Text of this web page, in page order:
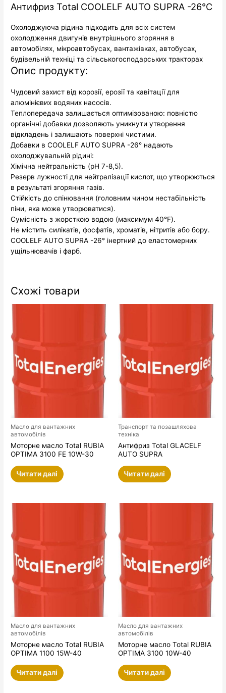
Антифриз Total COOLELF AUTO SUPRA -26°C
Охолоджуюча рідина підходить для всіх систем
охолодження двигунів внутрішнього згоряння в
автомобілях, мікроавтобусах, вантажівках, автобусах,
будівельній техніці та сільськогосподарських тракторах
Опис продукту:
Чудовий захист від корозії, ерозії та кавітації для
алюмінієвих водяних насосів.
Теплопередача залишається оптимізованою: повністю
органічні добавки дозволяють уникнути утворення
відкладень і залишають поверхні чистими.
Добавки в COOLELF AUTO SUPRA -26° надають
охолоджувальній рідині:
Хімічна нейтральність (рН 7-8,5).
Резерв лужності для нейтралізації кислот, що утворюються
в результаті згоряння газів.
Стійкість до спінювання (головним чином нестабільність
піни, яка може утворюватися).
Сумісність з жорсткою водою (максимум 40°F).
Не містить силікатів, фосфатів, хроматів, нітритів або бору.
COOLELF AUTO SUPRA -26° інертний до еластомерних
ущільнювачів і фарб.
Схожі товари
Масло для вантажних
автомобілів
Моторне масло Total RUBIA
OPTIMA 3100 FE 10W-30
Читати далі
Транспорт та позашляхова
техніка
Антифриз Total GLACELF
AUTO SUPRA
Читати далі
Масло для вантажних
автомобілів
Моторне масло Total RUBIA
OPTIMA 1100 15W-40
Читати далі
Масло для вантажних
автомобілів
Моторне масло Total RUBIA
OPTIMA 3100 10W-40
Читати далі